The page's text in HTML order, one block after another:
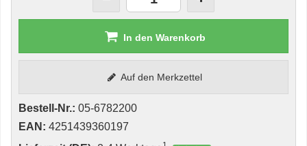
In den Warenkorb
Auf den Merkzettel
Bestell-Nr.: 05-6782200
EAN: 4251439360197